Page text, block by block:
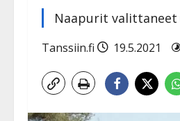
Naapurit valittaneet
Tanssiin.fi 19.5.2021